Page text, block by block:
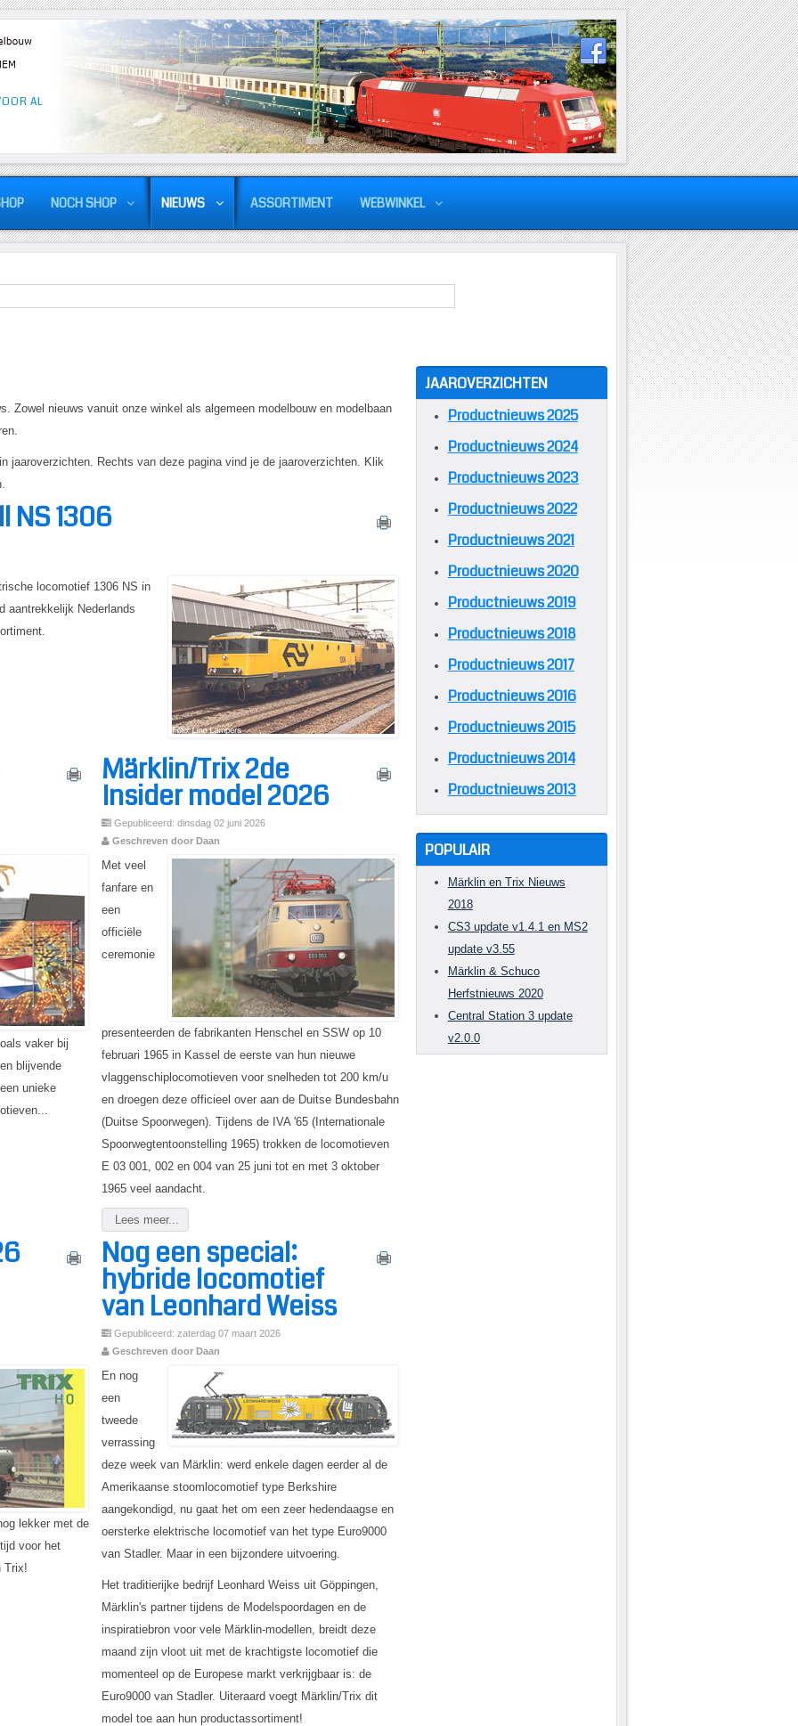
AL
NOCH SHOP NIEUWS ASSORTIMENT WEBWINKEL
Zowel nieuws vanuit onze winkel als algemeen modelbouw en modelbaan
jaaroverzichten. Rechts van deze pagina vind je de jaaroverzichten. Klik
NS 1306
locomotief 1306 NS in
aantrekkelijk Nederlands
vaker bij
blijvende
unieke
Märklin/Trix 2de
Insider model 2026
Gepubliceerd: dinsdag 02 juni 2026
Geschreven door Daan
Met veel
fanfare en
een
officiële
ceremonie
presenteerden de fabrikanten Henschel en SSW op 10
februari 1965 in Kassel de eerste van hun nieuwe
vlaggenschiplocomotieven voor snelheden tot 200 km/u
en droegen deze officieel over aan de Duitse Bundesbahn
(Duitse Spoorwegen). Tijdens de IVA '65 (Internationale
Spoorwegtentoonstelling 1965) trokken de locomotieven
E 03 001, 002 en 004 van 25 juni tot en met 3 oktober
1965 veel aandacht.
Lees meer...
lekker met de
voor het
Trix!
Nog een special:
hybride locomotief
van Leonhard Weiss
Gepubliceerd: zaterdag 07 maart 2026
Geschreven door Daan
En nog
een
tweede
verrassing
deze week van Märklin: werd enkele dagen eerder al de
Amerikaanse stoomlocomotief type Berkshire
aangekondigd, nu gaat het om een zeer hedendaagse en
oersterke elektrische locomotief van het type Euro9000
van Stadler. Maar in een bijzondere uitvoering.
Het traditierijke bedrijf Leonhard Weiss uit Göppingen,
Märklin's partner tijdens de Modelspoordagen en de
inspiratiebron voor vele Märklin-modellen, breidt deze
maand zijn vloot uit met de krachtigste locomotief die
momenteel op de Europese markt verkrijgbaar is: de
Euro9000 van Stadler. Uiteraard voegt Märklin/Trix dit
model toe aan hun productassortiment!
JAAROVERZICHTEN
Productnieuws 2025
Productnieuws 2024
Productnieuws 2023
Productnieuws 2022
Productnieuws 2021
Productnieuws 2020
Productnieuws 2019
Productnieuws 2018
Productnieuws 2017
Productnieuws 2016
Productnieuws 2015
Productnieuws 2014
Productnieuws 2013
POPULAIR
Märklin en Trix Nieuws
2018
CS3 update v1.4.1 en MS2
update v3.55
Märklin & Schuco
Herfstnieuws 2020
Central Station 3 update
v2.0.0